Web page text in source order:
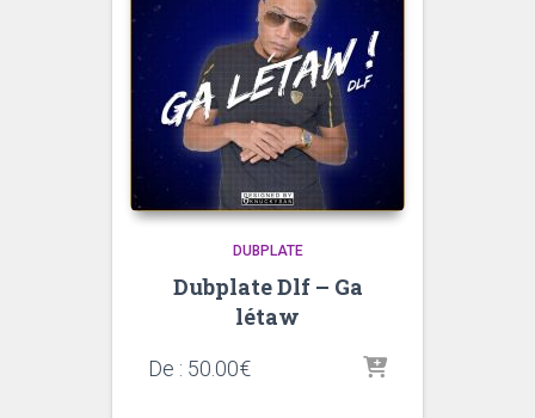
DUBPLATE
Dubplate Dlf – Ga
létaw
De : 50.00€